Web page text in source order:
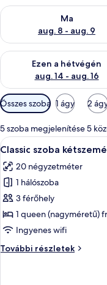
Ma
aug. 8 - aug. 9
A ma esti rendelkezésre
Ezen a hétvégén
aug. 14 - aug. 16
A mostani hétvégi
Szobákhoz
rendelkezésre
álló
szűrők
Összes szoba 1 ágy 2
5 szoba megjelenítése 5
A
következő
szoba
összes
képének
megtekintése:
Classic
kétszemélyes
8
Classic szoba
20 négyzetméter
1 hálószoba
3 férőhely
1 queen (nagyméretű)
Ingyenes wifi
További részletek
Classic